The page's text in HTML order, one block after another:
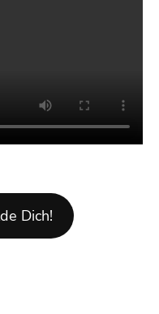
Dich!